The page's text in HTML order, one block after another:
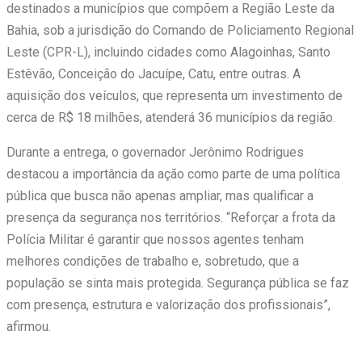
destinados a municípios que compõem a Região Leste da
Bahia, sob a jurisdição do Comando de Policiamento Regional
Leste (CPR-L), incluindo cidades como Alagoinhas, Santo
Estêvão, Conceição do Jacuípe, Catu, entre outras. A
aquisição dos veículos, que representa um investimento de
cerca de R$ 18 milhões, atenderá 36 municípios da região.
Durante a entrega, o governador Jerônimo Rodrigues
destacou a importância da ação como parte de uma política
pública que busca não apenas ampliar, mas qualificar a
presença da segurança nos territórios. “Reforçar a frota da
Polícia Militar é garantir que nossos agentes tenham
melhores condições de trabalho e, sobretudo, que a
população se sinta mais protegida. Segurança pública se faz
com presença, estrutura e valorização dos profissionais”,
afirmou.